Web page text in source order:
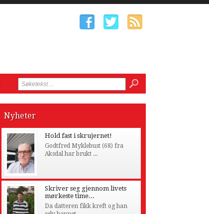
Nyheter
Hold fast i skrujernet!
Godtfred Myklebust (68) fra
Aksdal har brukt ...
Skriver seg gjennom livets
mørkeste time...
Da datteren fikk kreft og han